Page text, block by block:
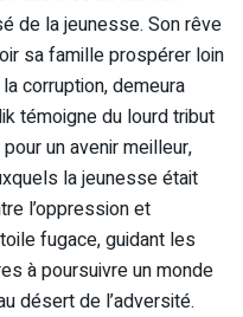
de la jeunesse. Son rêve
sa famille prospérer loin
corruption, demeura
témoigne du lourd tribut
un avenir meilleur,
la jeunesse était
l’oppression et
fugace, guidant les
à poursuivre un monde
désert de l’adversité.